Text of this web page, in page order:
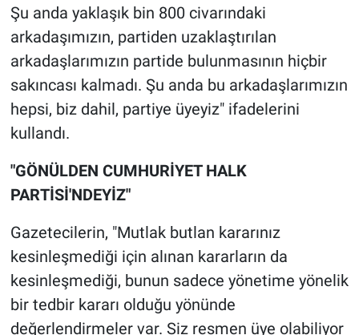
Şu anda yaklaşık bin 800 civarındaki
arkadaşımızın, partiden uzaklaştırılan
arkadaşlarımızın partide bulunmasının hiçbir
sakıncası kalmadı. Şu anda bu arkadaşlarımızın
hepsi, biz dahil, partiye üyeyiz" ifadelerini
kullandı.
"GÖNÜLDEN CUMHURİYET HALK
PARTİSİ'NDEYİZ"
Gazetecilerin, "Mutlak butlan kararınız
kesinleşmediği için alınan kararların da
kesinleşmediği, bunun sadece yönetime yönelik
bir tedbir kararı olduğu yönünde
değerlendirmeler var. Siz resmen üye olabiliyor